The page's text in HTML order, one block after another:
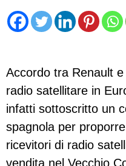
Accordo tra Renault
radio satellitare in
infatti sottoscritto un
spagnola per
ricevitori di radio
vendita nel Vecchio